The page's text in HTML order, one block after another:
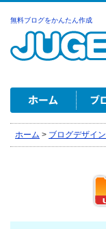
無料ブログをかんたん作成
ホーム > ブログデザイ